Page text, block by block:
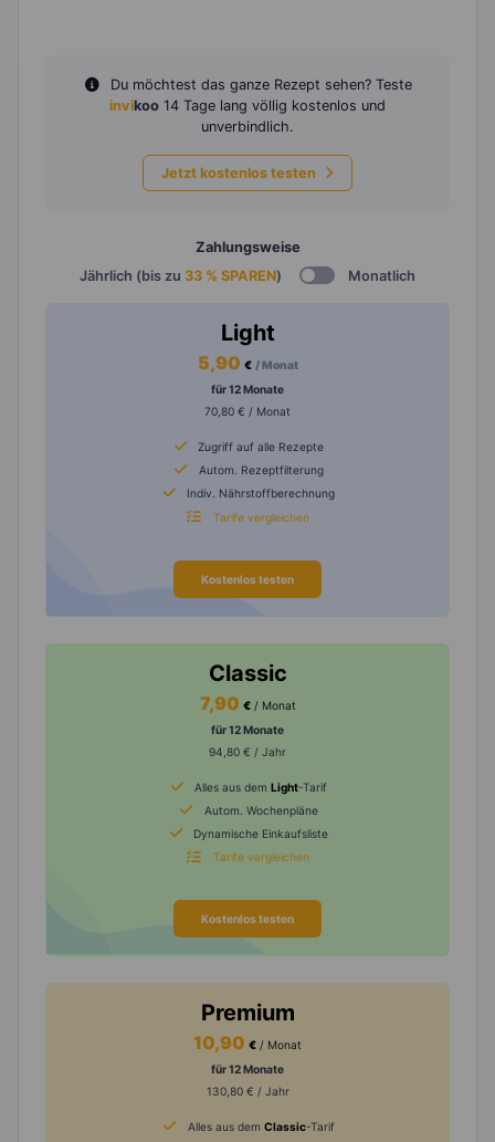
Du möchtest das ganze Rezept sehen? Teste
invikoo 14 Tage lang völlig kostenlos und
unverbindlich.
Jetzt kostenlos testen
Zahlungsweise
Jährlich (bis zu 33 % SPAREN) Monatlich
Light
5,90 € / Monat
für 12 Monate
70,80 € / Monat
Zugriff auf alle Rezepte
Autom. Rezeptfilterung
Indiv. Nährstoffberechnung
Tarife vergleichen
Kostenlos testen
Classic
7,90 € / Monat
für 12 Monate
94,80 € / Jahr
Alles aus dem Light-Tarif
Autom. Wochenpläne
Dynamische Einkaufsliste
Tarife vergleichen
Kostenlos testen
Premium
10,90 € / Monat
für 12 Monate
130,80 € / Jahr
Alles aus dem Classic-Tarif